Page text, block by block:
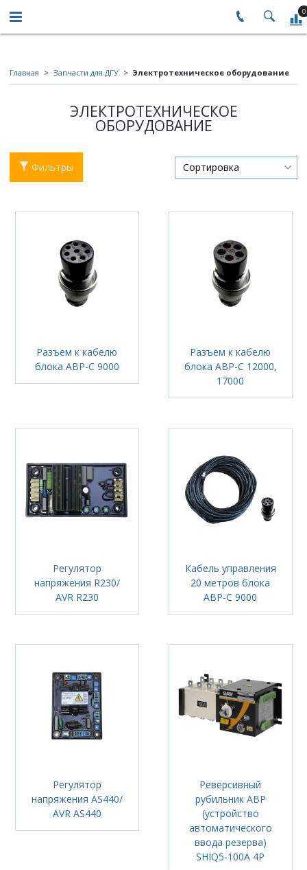
0
Главная Запчасти для ДГУ Электротехническое оборудование
ЭЛЕКТРОТЕХНИЧЕСКОЕ
ОБОРУДОВАНИЕ
Фильтры
Разъем к кабелю
блока АВР-С 9000
Разъем к кабелю
блока АВР-С 12000,
17000
Регулятор
напряжения R230/
AVR R230
Кабель управления
20 метров блока
АВР-С 9000
Регулятор
напряжения AS440/
AVR AS440
Реверсивный
рубильник АВР
(устройство
автоматического
ввода резерва)
SHIQ5-100A 4P